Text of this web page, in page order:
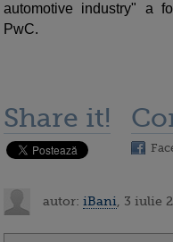
automotive industry" a
PwC.
Share it!
autor: iBani , 3 iulie